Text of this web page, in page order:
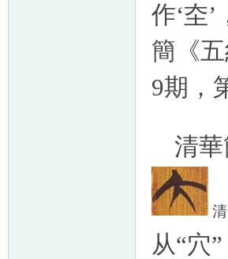
作‘圶
簡《
9期，
清華
从“穴